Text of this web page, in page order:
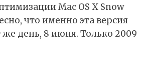
Mac OS X Snow
что именно эта версия
же день, 8 июня. Только 2009